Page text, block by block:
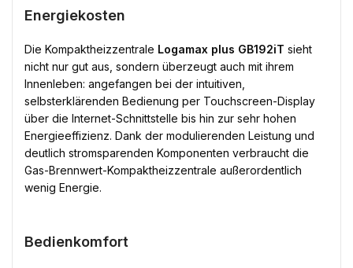
Energiekosten
Die Kompaktheizzentrale Logamax plus GB192iT sieht
nicht nur gut aus, sondern überzeugt auch mit ihrem
Innenleben: angefangen bei der intuitiven,
selbsterklärenden Bedienung per Touchscreen-Display
über die Internet-Schnittstelle bis hin zur sehr hohen
Energieeffizienz. Dank der modulierenden Leistung und
deutlich stromsparenden Komponenten verbraucht die
Gas-Brennwert-Kompaktheizzentrale außerordentlich
wenig Energie.
Bedienkomfort